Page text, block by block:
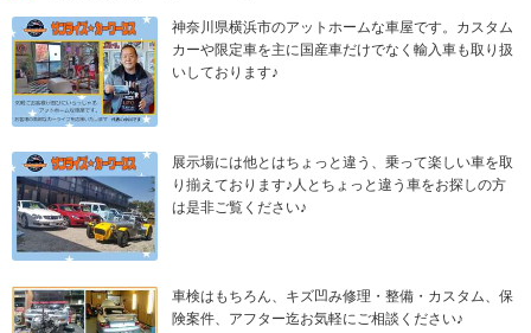
神奈川県横浜市のアットホームな車屋です。カスタム
カーや限定車を主に国産車だけでなく輸入車も取り扱
いしております♪
展示場には他とはちょっと違う、乗って楽しい車を取
り揃えております♪人とちょっと違う車をお探しの方
は是非ご覧ください♪
車検はもちろん、キズ凹み修理・整備・カスタム、保
険案件、アフター迄お気軽にご相談ください♪